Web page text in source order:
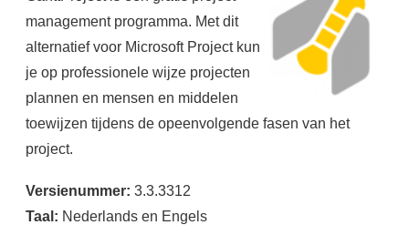
management programma. Met dit
alternatief voor Microsoft Project kun
je op professionele wijze projecten
plannen en mensen en middelen
toewijzen tijdens de opeenvolgende fasen van het
project.
Versienummer: 3.3.3312
Taal: Nederlands en Engels